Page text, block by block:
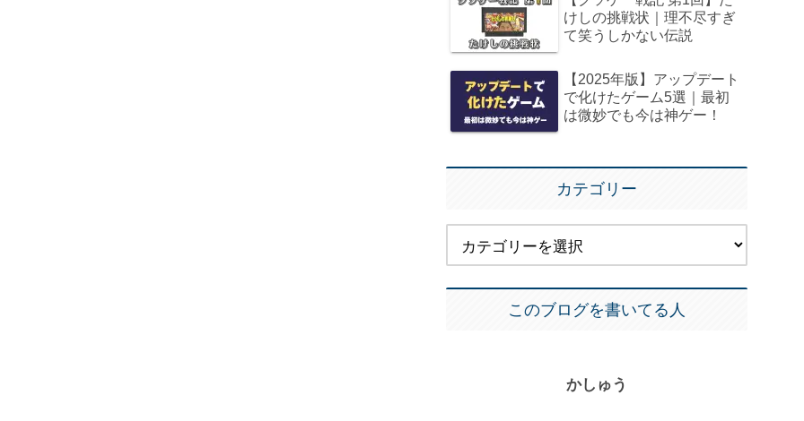
けしの挑戦状｜理不尽すぎ
て笑うしかない伝説
【2025年版】アップデート
で化けたゲーム5選｜最初
は微妙でも今は神ゲー！
カテゴリー
このブログを書いてる人
かしゅう